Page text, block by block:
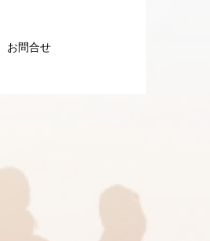
お問合せ